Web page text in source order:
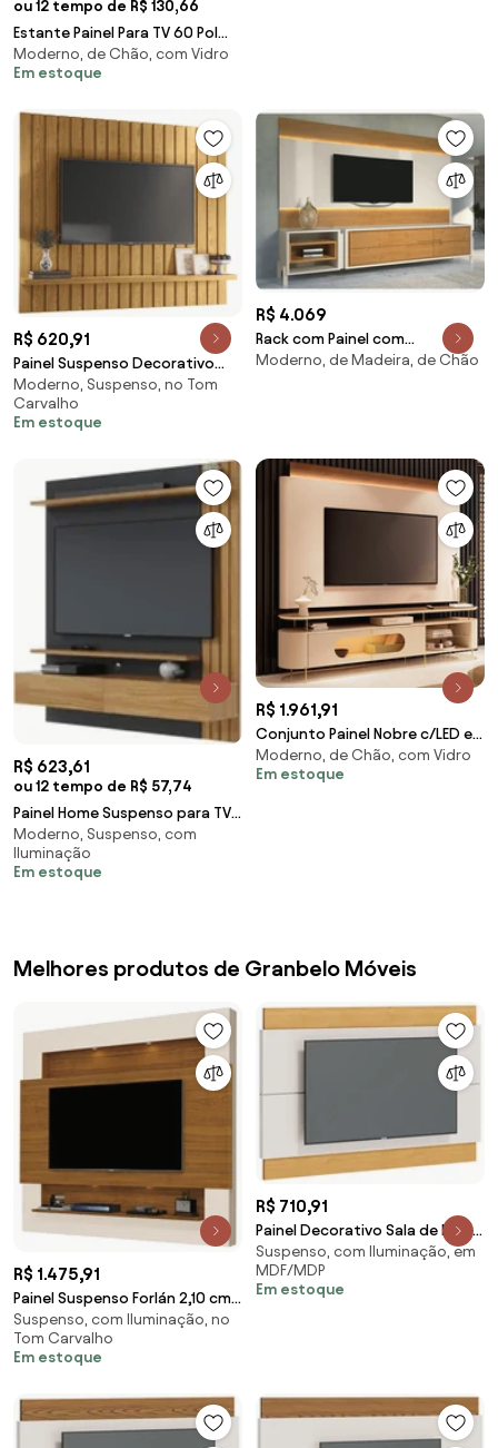
ou 12 tempo de R$ 130,66
Estante Painel Para TV 60 Pol
com LED 200cm Dora L06
Jatobá/Off White
Moderno, de Chão, com Vidro
Em estoque
R$ 620,91
Painel Suspenso Decorativo
Luogo 1.6 Ripado Carvalho G26
- Gran Belo
Moderno, Suspenso, no Tom
Carvalho
Em estoque
R$ 4.069
Rack com Painel com
Iluminação Ingleses Beach
Moderno, de Madeira, de Chão
R$ 623,61
ou 12 tempo de R$ 57,74
Painel Home Suspenso para TV
65 Pol. 150cm Buriti C05 Noce
Milano/Pret
Moderno, Suspenso, com
Iluminação
Em estoque
R$ 1.961,91
Conjunto Painel Nobre c/LED e
Bancada Ária TV até 85
Polegadas Off
Moderno, de Chão, com Vidro
Em estoque
Melhores produtos de Granbelo Móveis
R$ 1.475,91
Painel Suspenso Forlán 2,10 cm
para TV de até 75'' Off
White/Carvaho G37 - Gran Belo
Suspenso, com Iluminação, no
Tom Carvalho
Em estoque
R$ 710,91
Painel Decorativo Sala de Estar
146cm Julien Off White/Nature
G29 - Gran Belo
Suspenso, com Iluminação, em
MDF/MDP
Em estoque